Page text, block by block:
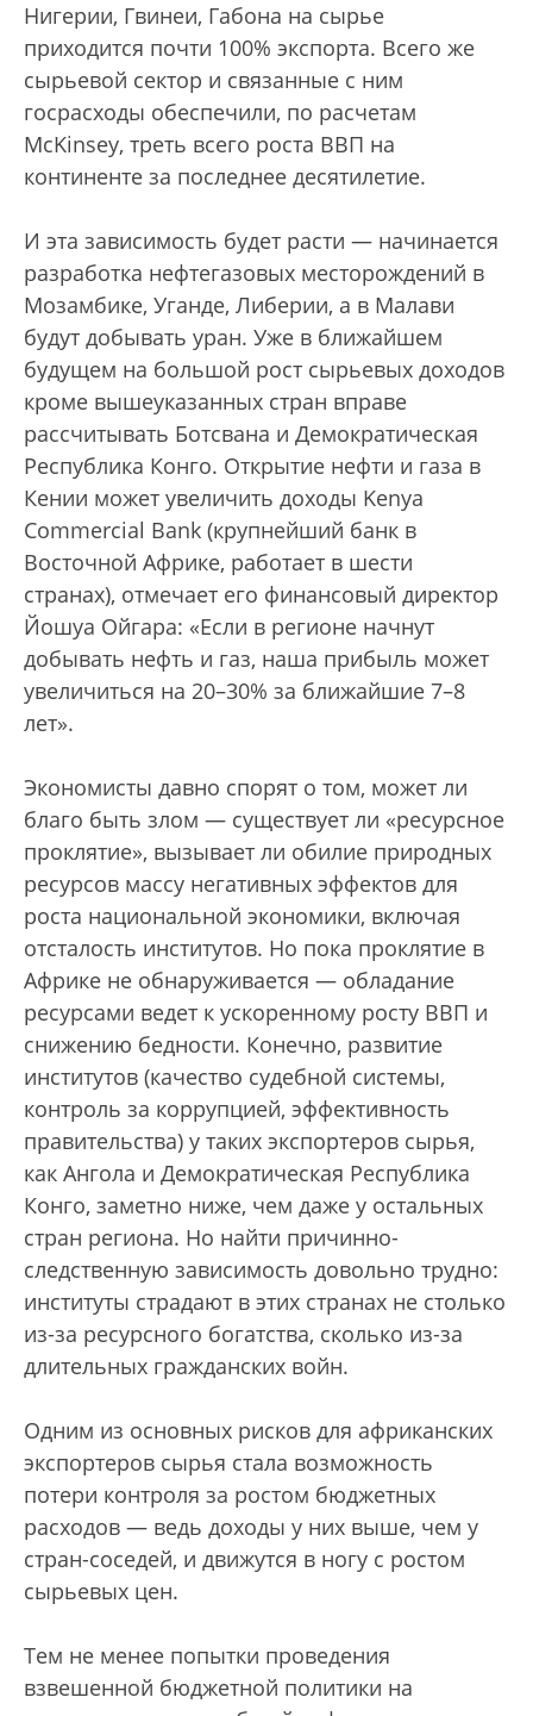
Нигерии, Гвинеи, Габона на сырье
приходится почти 100% экспорта. Всего же
сырьевой сектор и связанные с ним
госрасходы обеспечили, по расчетам
McKinsey, треть всего роста ВВП на
континенте за последнее десятилетие.
И эта зависимость будет расти — начинается
разработка нефтегазовых месторождений в
Мозамбике, Уганде, Либерии, а в Малави
будут добывать уран. Уже в ближайшем
будущем на большой рост сырьевых доходов
кроме вышеуказанных стран вправе
рассчитывать Ботсвана и Демократическая
Республика Конго. Открытие нефти и газа в
Кении может увеличить доходы Kenya
Commercial Bank (крупнейший банк в
Восточной Африке, работает в шести
странах), отмечает его финансовый директор
Йошуа Ойгара: «Если в регионе начнут
добывать нефть и газ, наша прибыль может
увеличиться на 20–30% за ближайшие 7–8
лет».
Экономисты давно спорят о том, может ли
благо быть злом — существует ли «ресурсное
проклятие», вызывает ли обилие природных
ресурсов массу негативных эффектов для
роста национальной экономики, включая
отсталость институтов. Но пока проклятие в
Африке не обнаруживается — обладание
ресурсами ведет к ускоренному росту ВВП и
снижению бедности. Конечно, развитие
институтов (качество судебной системы,
контроль за коррупцией, эффективность
правительства) у таких экспортеров сырья,
как Ангола и Демократическая Республика
Конго, заметно ниже, чем даже у остальных
стран региона. Но найти причинно-
следственную зависимость довольно трудно:
институты страдают в этих странах не столько
из-за ресурсного богатства, сколько из-за
длительных гражданских войн.
Одним из основных рисков для африканских
экспортеров сырья стала возможность
потери контроля за ростом бюджетных
расходов — ведь доходы у них выше, чем у
стран-соседей, и движутся в ногу с ростом
сырьевых цен.
Тем не менее попытки проведения
взвешенной бюджетной политики на